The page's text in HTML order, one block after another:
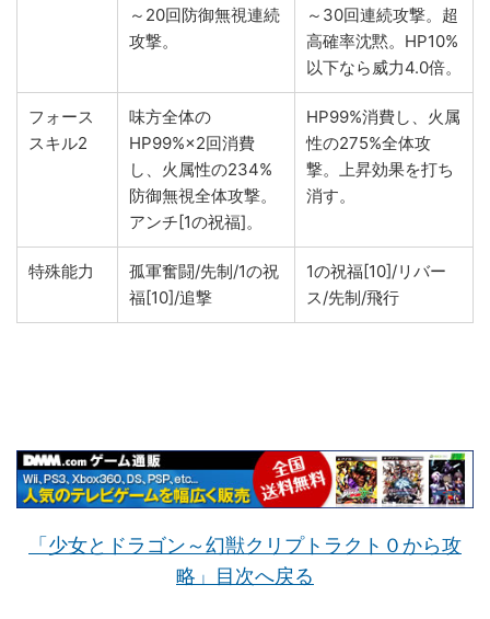
～20回防御無視連続
攻撃。
～30回連続攻撃。超
高確率沈黙。HP10%
以下なら威力4.0倍。
フォース
スキル2
味方全体の
HP99%×2回消費
し、火属性の234%
防御無視全体攻撃。
アンチ[1の祝福]。
HP99%消費し、火属
性の275%全体攻
撃。上昇効果を打ち
消す。
特殊能力
孤軍奮闘/先制/1の祝
福[10]/追撃
1の祝福[10]/リバー
ス/先制/飛行
「少女とドラゴン～幻獣クリプトラクト０から攻
略」目次へ戻る